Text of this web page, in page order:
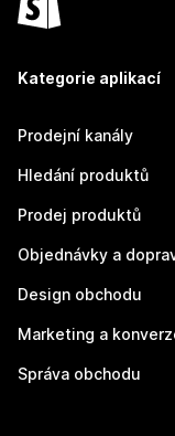
Kategorie aplikací
Prodejní kanály
Hledání produktů
Prodej produktů
Objednávky a
Design obchodu
Marketing a
Správa obchodu